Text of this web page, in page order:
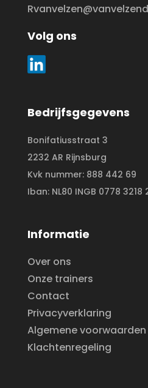
Volg ons
Bedrijfsgegevens
Bonifatiusstraat 3
2232 AR Rijnsburg
Kvk nummer: 888 442 69
Iban: NL80 INGB 0778 3218
Informatie
Over ons
Onze trainers
Contact
Privacyverklaring
Algemene voorwaarden
Klachtenregeling